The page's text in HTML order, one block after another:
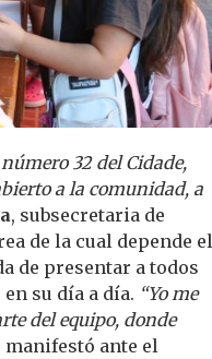
32 del Cidade,
a la comunidad, a
, subsecretaria de
de la cual depende el
de presentar a todos
su día a día. “Yo me
del equipo, donde
manifestó ante el